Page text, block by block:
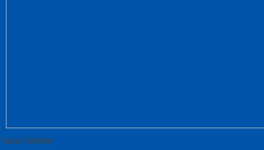
Tutup Sidebar